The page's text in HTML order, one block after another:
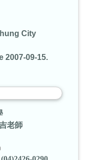
City
09-15.
老師